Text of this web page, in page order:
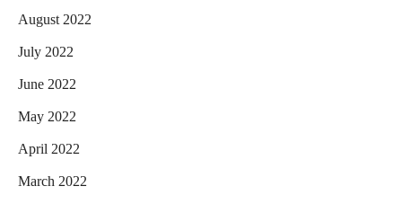
August 2022
July 2022
June 2022
May 2022
April 2022
March 2022